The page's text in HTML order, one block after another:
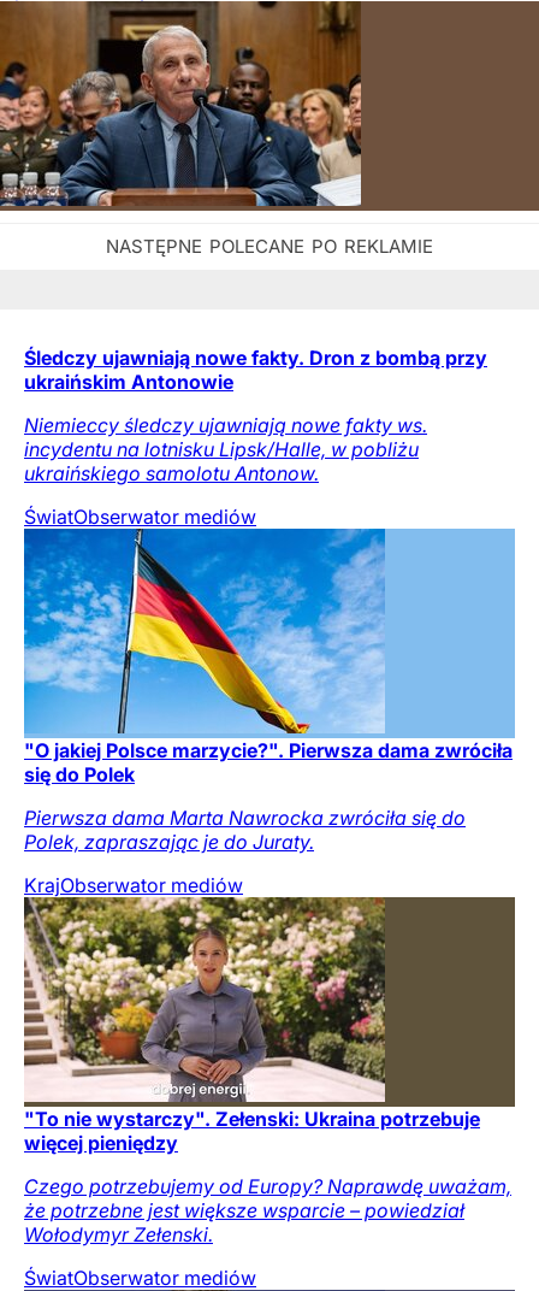
Śledczy ujawniają nowe fakty. Dron z bombą przy
ukraińskim Antonowie
Niemieccy śledczy ujawniają nowe fakty ws.
incydentu na lotnisku Lipsk/Halle, w pobliżu
ukraińskiego samolotu Antonow.
ŚwiatObserwator mediów
"O jakiej Polsce marzycie?". Pierwsza dama zwróciła
się do Polek
Pierwsza dama Marta Nawrocka zwróciła się do
Polek, zapraszając je do Juraty.
KrajObserwator mediów
"To nie wystarczy". Zełenski: Ukraina potrzebuje
więcej pieniędzy
Czego potrzebujemy od Europy? Naprawdę uważam,
że potrzebne jest większe wsparcie – powiedział
Wołodymyr Zełenski.
ŚwiatObserwator mediów